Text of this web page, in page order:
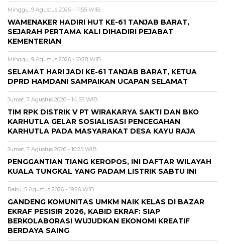
Minggu, 9 Agustus 2026 - 11:55 WIB
WAMENAKER HADIRI HUT KE-61 TANJAB BARAT,
SEJARAH PERTAMA KALI DIHADIRI PEJABAT
KEMENTERIAN
Minggu, 9 Agustus 2026 - 10:28 WIB
SELAMAT HARI JADI KE-61 TANJAB BARAT, KETUA
DPRD HAMDANI SAMPAIKAN UCAPAN SELAMAT
Jumat, 7 Agustus 2026 - 14:55 WIB
TIM RPK DISTRIK V PT WIRAKARYA SAKTI DAN BKO
KARHUTLA GELAR SOSIALISASI PENCEGAHAN
KARHUTLA PADA MASYARAKAT DESA KAYU RAJA
Jumat, 7 Agustus 2026 - 10:25 WIB
PENGGANTIAN TIANG KEROPOS, INI DAFTAR WILAYAH
KUALA TUNGKAL YANG PADAM LISTRIK SABTU INI
Rabu, 5 Agustus 2026 - 19:26 WIB
GANDENG KOMUNITAS UMKM NAIK KELAS DI BAZAR
EKRAF PESISIR 2026, KABID EKRAF: SIAP
BERKOLABORASI WUJUDKAN EKONOMI KREATIF
BERDAYA SAING